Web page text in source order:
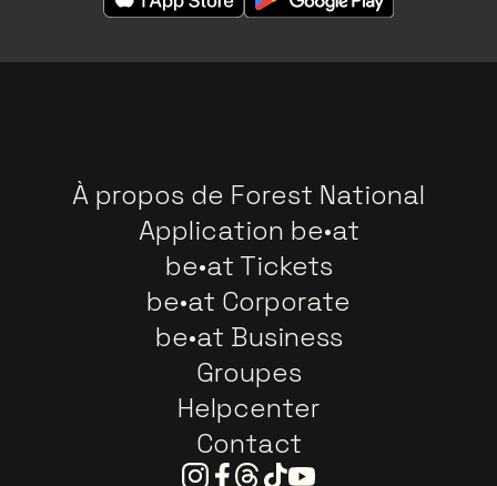
À propos de Forest National
Application be•at
be•at Tickets
be•at Corporate
be•at Business
Groupes
Helpcenter
Contact
Instagram
Facebook
Threads
TiktokYoutube